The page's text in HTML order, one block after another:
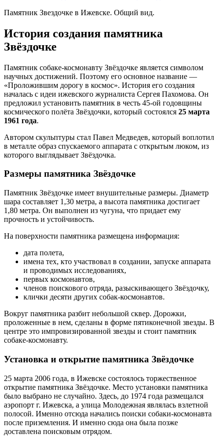
Памятник Звездочке в Ижевске. Общий вид.
История создания памятника
Звёздочке
Памятник собаке-космонавту Звёздочке является символом
научных достижений. Поэтому его основное название —
«Проложившим дорогу в космос». История его создания
началась с идеи ижевского журналиста Сергея Пахомова. Он
предложил установить памятник в честь 45-ой годовщины
космического полёта Звёздочки, который состоялся 25 марта
1961 года.
Автором скульптуры стал Павел Медведев, который воплотил
в металле образ спускаемого аппарата с открытым люком, из
которого выглядывает Звёздочка.
Размеры памятника Звёздочке
Памятник Звёздочке имеет внушительные размеры. Диаметр
шара составляет 1,30 метра, а высота памятника достигает
1,80 метра. Он выполнен из чугуна, что придает ему
прочность и устойчивость.
На поверхности памятника размещена информация:
дата полета,
имена тех, кто участвовал в создании, запуске аппарата
и проводимых исследованиях,
первых космонавтов,
членов поискового отряда, разыскивающего Звёздочку,
клички десяти других собак-космонавтов.
Вокруг памятника разбит небольшой сквер. Дорожки,
проложенные в нем, сделаны в форме пятиконечной звезды. В
центре это импровизированной звезды и стоит памятник
собаке-космонавту.
Установка и открытие памятника Звёздочке
25 марта 2006 года, в Ижевске состоялось торжественное
открытие памятника Звёздочке. Место установки памятника
было выбрано не случайно. Здесь, до 1974 года размещался
аэропорт г. Ижевска, а улица Молодежная являлась взлетной
полосой. Именно отсюда начались поиски собаки-космонавта
после приземления. И именно сюда она была позже
доставлена поисковым отрядом.